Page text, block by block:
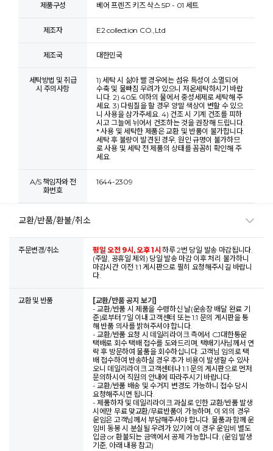
제품구성 베어 프렌즈 키즈 삭스 5P - 01 세트
제조자 E2 collection CO.,Ltd
제조국 대한민국
세탁방법 및 취급
시 주의사항
1) 세탁 시 삶아 빨 경우에는 섬유 특성이 소멸되어
수축 및 물빠짐 우려가 있으니 저온세탁하시기 바랍
니다. 2) 40도 이하의 물에서 중성세제로 세탁해 주
세요. 3) 다림질을 할 경우 양말 색상이 변할 수 있으
니 사용을 삼가주세요. 4) 건조 시 기계 건조를 피하
시고 그늘에 뉘어서 건조하는 것을 권장해 드립니다.
* 사용 및 세탁한 제품은 교환 및 반품이 불가합니다.
세탁 후 불량이 발견된 경우, 원인 규명이 불가하므
로 사용 및 세탁 전 제품의 상태를 꼼꼼히 확인해 주
세요.
A/S 책임자와 전
화번호
1644-2309
교환/반품/환불/취소
주문변경/취소 평일 오전 9시, 오후 1시하루 2번 당일 발송 마감됩니다.
(주말, 공휴일 제외) 당일 발송 마감 이후 처리 불가하니
마감시간 이전 1:1 게시판으로 필히 요청해주시길 바랍니
다.
교환 및 반품
[교환/반품 공지 보기]
- 교환/반품 시 제품을 수령하신 날(운송장 배달 완료 기
준)로부터 7일 이내 고객센터 또는 1:1 문의 게시판을 통
해 반품 의사를 밝혀주셔야 합니다.
- 교환/반품 요청 시 데일리라이크 측에서 CJ대한통운
택배로 회수 택배 접수를 도와드리며, 택배기사님께서 연
락 후 방문하여 물품을 회수하십니다. 고객님 임의로 택
배 접수하여 반송하실 경우 추가 비용이 발생할 수 있사
오니 데일리라이크 고객센터나 1:1 문의 게시판으로 먼저
문의하시어 직원의 안내에 따라주시기 바랍니다.
- 교환/반품 배송 및 수거지 변경도 가능하니 접수 당시
요청해주시면 됩니다.
- 제품하자 및 데일리라이크 과실로 인한 교환/반품 발생
시에만 무료 맞교환/무료반품이 가능하며, 이 외의 경우
운임은 고객님께서 부담해주셔야 합니다. 물품과 함께 운
임비 동봉 시 분실될 우려가 있기에 이 경우 운임비 별도
입금 or 환불되는 금액에서 공제 가능합니다. (운임 발생
기준, 아래 내용 참고)